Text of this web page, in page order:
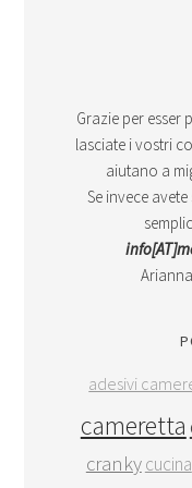
Grazie per esser
lasciate i vostri
aiutano a
Se invece
adesivi
cameretta
crankycucina